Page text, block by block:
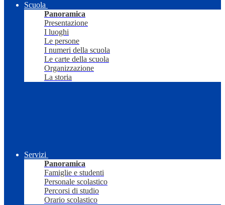
Scuola
Panoramica
Presentazione
I luoghi
Le persone
I numeri della scuola
Le carte della scuola
Organizzazione
La storia
Servizi
Panoramica
Famiglie e studenti
Personale scolastico
Percorsi di studio
Orario scolastico